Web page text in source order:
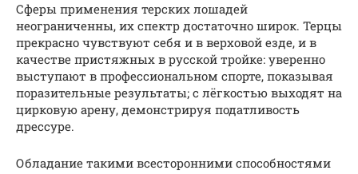
Сферы применения терских лошадей
неограниченны, их спектр достаточно широк. Терцы
прекрасно чувствуют себя и в верховой езде, и в
качестве пристяжных в русской тройке: уверенно
выступают в профессиональном спорте, показывая
поразительные результаты; с лёгкостью выходят на
цирковую арену, демонстрируя податливость
дрессуре.
Обладание такими всесторонними способностями